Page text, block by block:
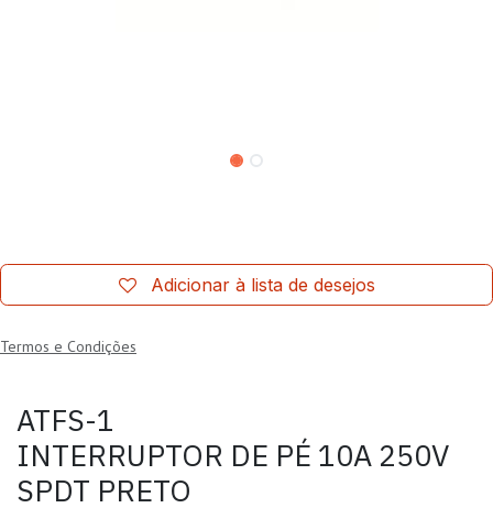
Adicionar à lista de desejos
Termos e Condições
ATFS-1
INTERRUPTOR DE PÉ 10A 250V
SPDT PRETO